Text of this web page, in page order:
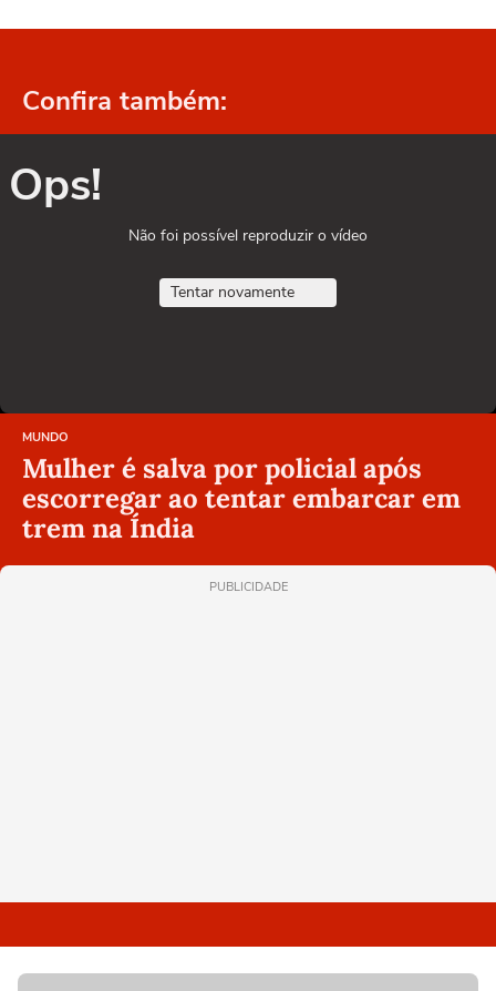
Confira também:
Ops!
Não foi possível reproduzir o vídeo
Tentar novamente
MUNDO
Mulher é salva por policial após
escorregar ao tentar embarcar em
trem na Índia
PUBLICIDADE